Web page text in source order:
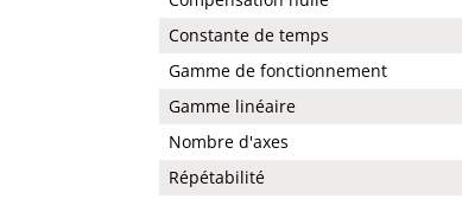
Constante de temps
Gamme de fonctionnement
Gamme linéaire
Nombre d'axes
Répétabilité